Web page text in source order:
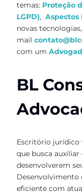
temas: Proteção
LGPD), Aspectos
novas
mail
com um
BL
Escritório jurídico
que busca auxiliar
desenvolverem
Desenvolvimento
eficiente com